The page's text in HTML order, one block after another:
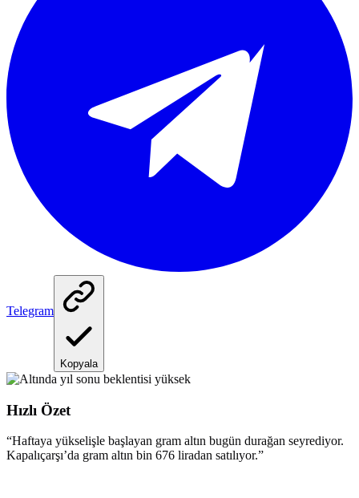
Telegram
Kopyala
Hızlı Özet
“Haftaya yükselişle başlayan gram altın bugün durağan seyrediyor.
Kapalıçarşı’da gram altın bin 676 liradan satılıyor.”